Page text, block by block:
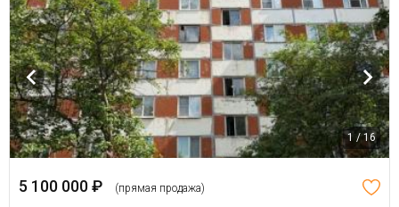
1 / 16
5 100 000 ₽ (прямая продажа)